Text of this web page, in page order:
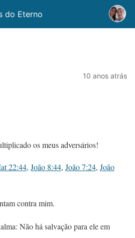
do Eterno
10 anos atrás
os meus adversários!
22:44, João 8:44, João 7:24, João
contra mim.
Não há salvação para ele em